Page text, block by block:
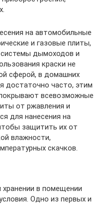
на автомобильные
и газовые плиты,
дымоходов и
краски не
сферой, в домашних
достаточно часто, этим
всевозможные
от ржавления и
для нанесения на
защитить их от
влажности,
скачков.
в помещении
Одно из первых и